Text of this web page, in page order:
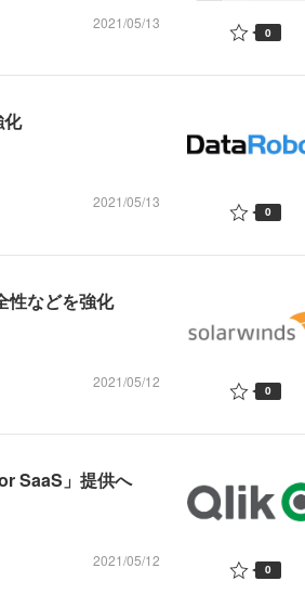
2021/05/13
0
2021/05/13
0
性などを強化
2021/05/12
0
SaaS」提供へ
2021/05/12
0